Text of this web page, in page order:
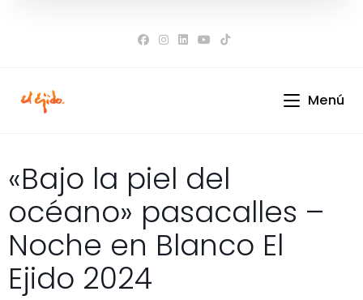
Menú
«Bajo la piel del
océano» pasacalles –
Noche en Blanco El
Ejido 2024